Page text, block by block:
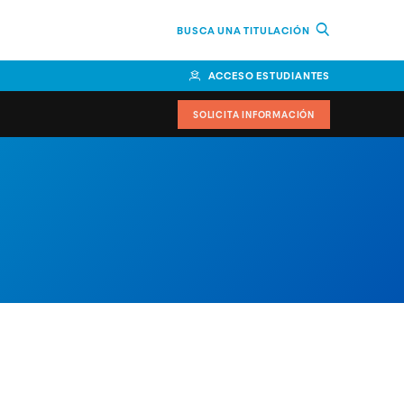
BUSCA UNA TITULACIÓN
ACCESO ESTUDIANTES
SOLICITA INFORMACIÓN